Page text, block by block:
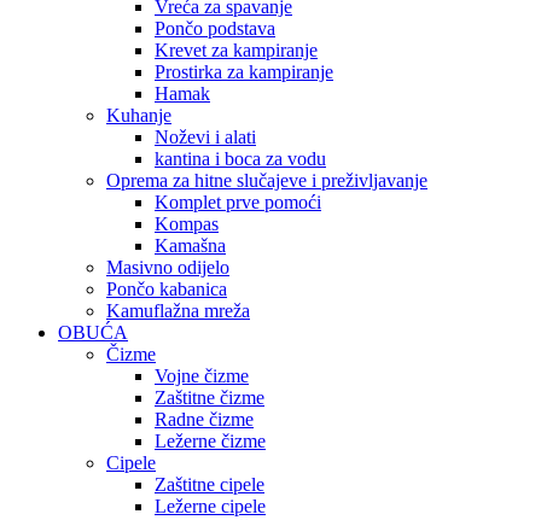
Vreća za spavanje
Pončo podstava
Krevet za kampiranje
Prostirka za kampiranje
Hamak
Kuhanje
Noževi i alati
kantina i boca za vodu
Oprema za hitne slučajeve i preživljavanje
Komplet prve pomoći
Kompas
Kamašna
Masivno odijelo
Pončo kabanica
Kamuflažna mreža
OBUĆA
Čizme
Vojne čizme
Zaštitne čizme
Radne čizme
Ležerne čizme
Cipele
Zaštitne cipele
Ležerne cipele